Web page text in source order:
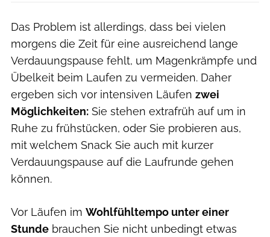
Das Problem ist allerdings, dass bei vielen
morgens die Zeit für eine ausreichend lange
Verdauungspause fehlt, um Magenkrämpfe und
Übelkeit beim Laufen zu vermeiden. Daher
ergeben sich vor intensiven Läufen zwei
Möglichkeiten: Sie stehen extrafrüh auf um in
Ruhe zu frühstücken, oder Sie probieren aus,
mit welchem Snack Sie auch mit kurzer
Verdauungspause auf die Laufrunde gehen
können.
Vor Läufen im Wohlfühltempo unter einer
Stunde brauchen Sie nicht unbedingt etwas